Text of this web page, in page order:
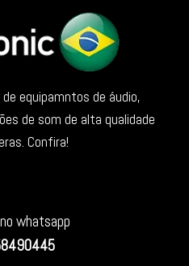
equipamntos de áudio,
de som de alta qualidade
Confira!
whatsapp